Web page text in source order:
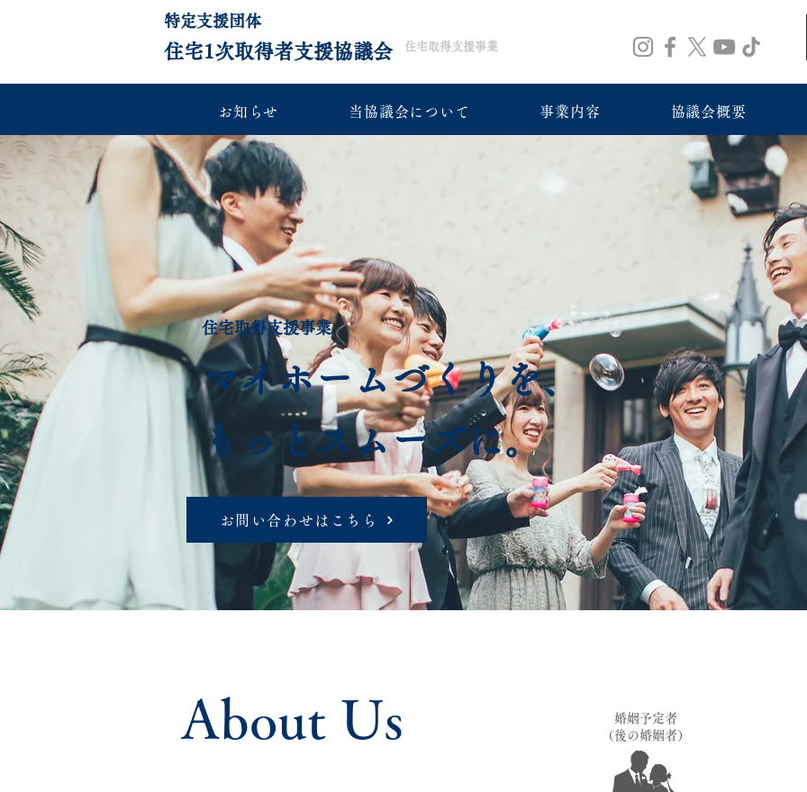
特定支援団体
住宅1次取得者支援協議会 住宅取得支援事業
お知らせ 当協議会について 事業内容 協議会概要
住宅取得支援事業
マイホームづくりを、
もっとスムーズに。
お問い合わせはこちら
About Us
婚姻予定者
​（後の婚姻者）